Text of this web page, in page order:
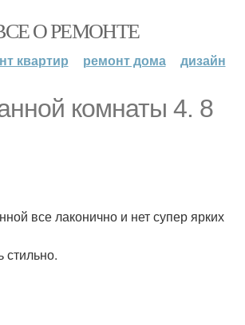
О РЕМОНТЕ
квартир ремонт дома дизайн
комнаты 4. 8
все лаконично и нет супер ярких
стильно.